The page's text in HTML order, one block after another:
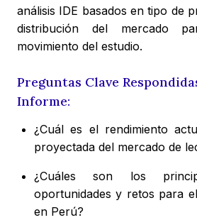
análisis IDE basados en tipo de
distribución del mercado
movimiento del estudio.
Preguntas Clave
Informe:
¿Cuál es el rendimiento
proyectada del mercado de
¿Cuáles son los
oportunidades y retos para
en Perú?